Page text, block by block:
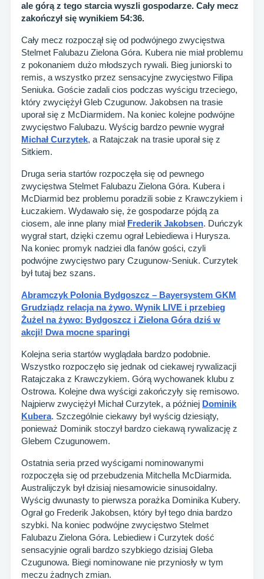
ale górą z tego starcia wyszli gospodarze. Cały mecz
zakończył się wynikiem 54:36.
Cały mecz rozpoczął się od podwójnego zwycięstwa
Stelmet Falubazu Zielona Góra. Kubera nie miał problemu
z pokonaniem dużo młodszych rywali. Bieg juniorski to
remis, a wszystko przez sensacyjne zwycięstwo Filipa
Seniuka. Goście zadali cios podczas wyścigu trzeciego,
który zwyciężył Gleb Czugunow. Jakobsen na trasie
uporał się z McDiarmidem. Na koniec kolejne podwójne
zwycięstwo Falubazu. Wyścig bardzo pewnie wygrał
Michał Curzytek, a Ratajczak na trasie uporał się z
Sitkiem.
Druga seria startów rozpoczęła się od pewnego
zwycięstwa Stelmet Falubazu Zielona Góra. Kubera i
McDiarmid bez problemu poradzili sobie z Krawczykiem i
Łuczakiem. Wydawało się, że gospodarze pójdą za
ciosem, ale inne plany miał Frederik Jakobsen. Duńczyk
wygrał start, dzięki czemu ograł Lebiediewa i Hurysza.
Na koniec promyk nadziei dla fanów gości, czyli
podwójne zwycięstwo pary Czugunow-Seniuk. Curzytek
był tutaj bez szans.
Abramczyk Polonia Bydgoszcz – Bayersystem GKM
Grudziądz relacja na żywo. Wynik LIVE i przebieg
Żużel na żywo: Bydgoszcz i Zielona Góra dziś w
akcji! Dwa mocne sparingi
Kolejna seria startów wyglądała bardzo podobnie.
Wszystko rozpoczęło się jednak od ciekawej rywalizacji
Ratajczaka z Krawczykiem. Górą wychowanek klubu z
Ostrowa. Kolejne dwa wyścigi zakończyły się remisowo.
Najpierw zwyciężył Michał Curzytek, a później Dominik
Kubera. Szczególnie ciekawy był wyścig dziesiąty,
ponieważ Dominik stoczył bardzo ciekawą rywalizację z
Glebem Czugunowem.
Ostatnia seria przed wyścigami nominowanymi
rozpoczęła się od przebudzenia Mitchella McDiarmida.
Australijczyk był dzisiaj niesamowicie sinusoidalny.
Wyścig dwunasty to pierwsza porażka Dominika Kubery.
Ograł go Frederik Jakobsen, który był tego dnia bardzo
szybki. Na koniec podwójne zwycięstwo Stelmet
Falubazu Zielona Góra. Lebiediew i Curzytek dość
sensacyjnie ograli bardzo szybkiego dzisiaj Gleba
Czugunowa. Biegi nominowane nie przyniosły w tym
meczu żadnych zmian.